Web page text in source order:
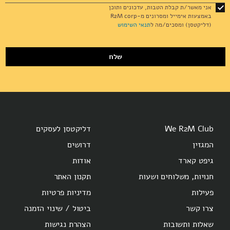
for
Our
Newsletter:
שלח
אני מאשר/ת קבלת הטבות, עדכונים ותוכן
באמצעות אימייל ומסרונים מ-R2M corp
(דליקטסן) ומסכים/מה לתנאי השימוש
We R2M Club
המגזין
גיפט קארד
חנויות, משלוחים ושעות
פעילות
צרו קשר
שאלות ותשובות
דליקטסן לעסקים
דרושים
אודות
תקנון האתר
מדיניות פרטיות
ביטול / שינוי הזמנה
הצהרת נגישות